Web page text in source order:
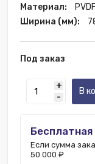
Материал:
PVDF
Ширина (мм):
Под заказ
+
-
В
Если сумма
50 000 ₽